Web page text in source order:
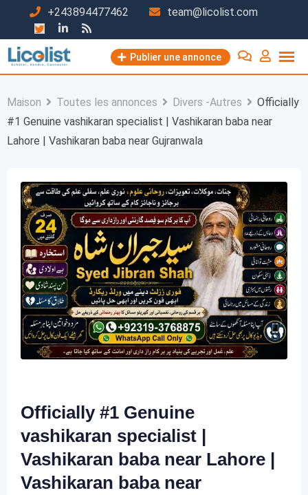
contenu
+243894477462 team@licolist.com
Publier une annonce
Maison Toutes les annonces Divers -Autres
Officially
#1 Genuine vashikaran specialist | Vashikaran baba near
Lahore | Vashikaran baba near Gujranwala
Officially #1 Genuine
vashikaran specialist |
Vashikaran baba near Lahore |
Vashikaran baba near